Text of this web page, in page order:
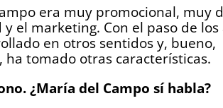
era muy promocional, muy
el marketing. Con el paso de
en otros sentidos y, bueno,
tomado otras características.
¿María del Campo sí habla?